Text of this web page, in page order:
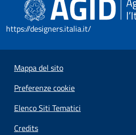
https://designers.italia.it/
Mappa del sito
Preferenze cookie
Elenco Siti Tematici
Credits